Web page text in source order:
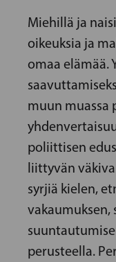
Miehillä ja
oikeuksia ja
omaa elämää.
muun muassa
poliittisen
liittyvän
syrjiä kielen,
vakaumuksen,
perusteella.